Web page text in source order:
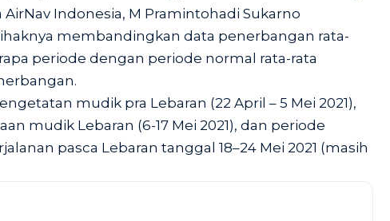
Indonesia, M Pramintohadi Sukarno
membandingkan data penerbangan rata-
periode dengan periode normal rata-rata
mudik pra Lebaran (22 April – 5 Mei 2021),
mudik Lebaran (6-17 Mei 2021), dan periode
pasca Lebaran tanggal 18–24 Mei 2021 (masih